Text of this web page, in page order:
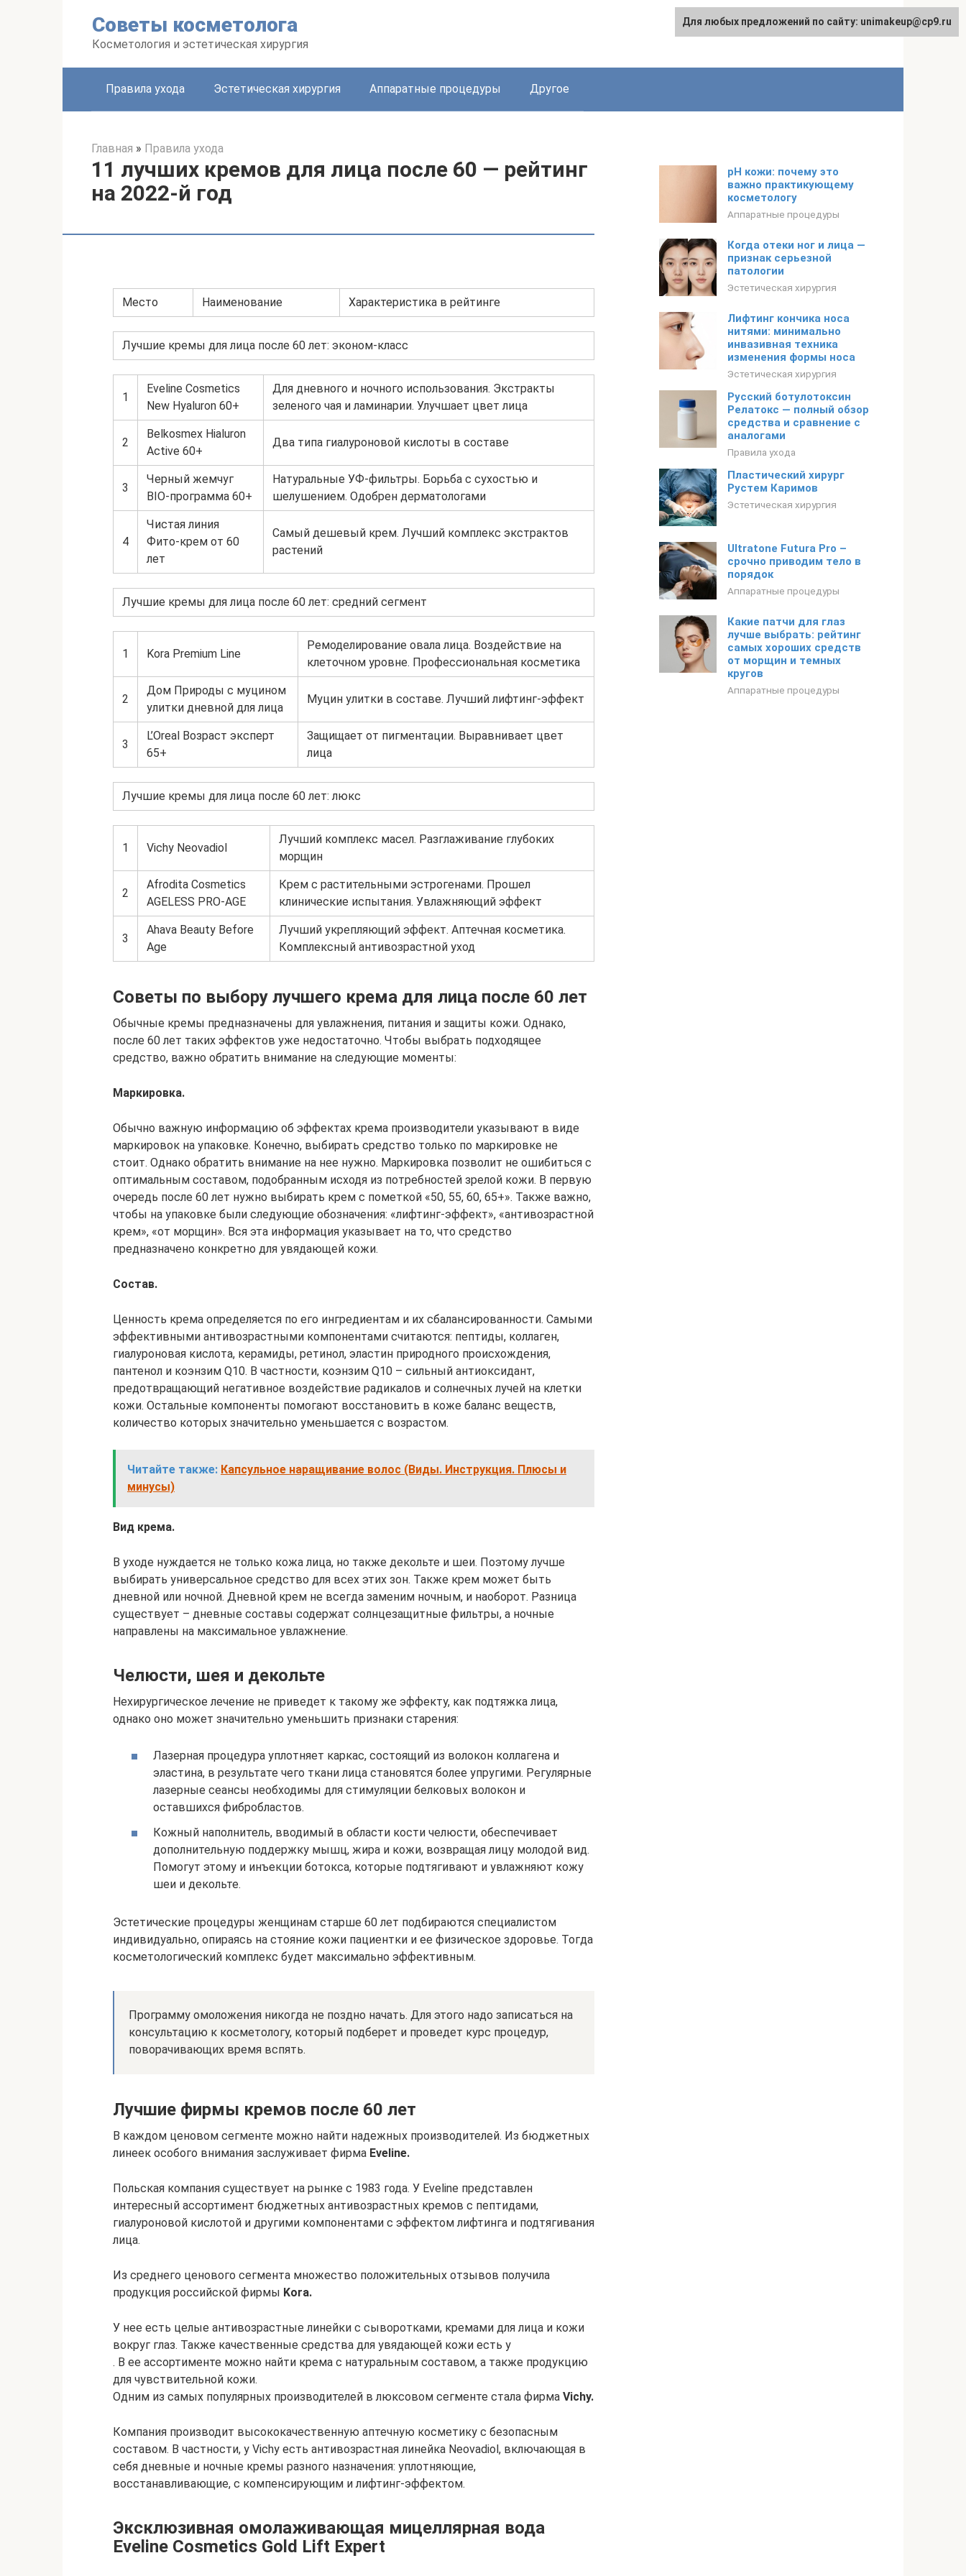
Советы косметолога
Косметология и эстетическая хирургия
Правила ухода Эстетическая хирургия Аппаратные процедуры Другое
Главная » Правила ухода
11 лучших кремов для лица после 60 — рейтинг
на 2022-й год
Место Наименование Характеристика в рейтинге
Лучшие кремы для лица после 60 лет: эконом-класс
1
Eveline Cosmetics
New Hyaluron 60+
Для дневного и ночного использования. Экстракты
зеленого чая и ламинарии. Улучшает цвет лица
2
Belkosmex Hialuron
Active 60+
Два типа гиалуроновой кислоты в составе
3
Черный жемчуг
BIO-программа 60+
Натуральные УФ-фильтры. Борьба с сухостью и
шелушением. Одобрен дерматологами
4
Чистая линия
Фито-крем от 60
лет
Самый дешевый крем. Лучший комплекс экстрактов
растений
Лучшие кремы для лица после 60 лет: средний сегмент
1 Kora Premium Line
Ремоделирование овала лица. Воздействие на
клеточном уровне. Профессиональная косметика
2
Дом Природы с муцином
улитки дневной для лица
Муцин улитки в составе. Лучший лифтинг-эффект
3
L’Oreal Возраст эксперт
65+
Защищает от пигментации. Выравнивает цвет
лица
Лучшие кремы для лица после 60 лет: люкс
1 Vichy Neovadiol
Лучший комплекс масел. Разглаживание глубоких
морщин
2
Afrodita Cosmetics
AGELESS PRO-AGE
Крем с растительными эстрогенами. Прошел
клинические испытания. Увлажняющий эффект
3
Ahava Beauty Before
Age
Лучший укрепляющий эффект. Аптечная косметика.
Комплексный антивозрастной уход
Советы по выбору лучшего крема для лица после 60 лет
Обычные кремы предназначены для увлажнения, питания и защиты кожи. Однако,
после 60 лет таких эффектов уже недостаточно. Чтобы выбрать подходящее
средство, важно обратить внимание на следующие моменты:
Маркировка.
Обычно важную информацию об эффектах крема производители указывают в виде
маркировок на упаковке. Конечно, выбирать средство только по маркировке не
стоит. Однако обратить внимание на нее нужно. Маркировка позволит не ошибиться с
оптимальным составом, подобранным исходя из потребностей зрелой кожи. В первую
очередь после 60 лет нужно выбирать крем с пометкой «50, 55, 60, 65+». Также важно,
чтобы на упаковке были следующие обозначения: «лифтинг-эффект», «антивозрастной
крем», «от морщин». Вся эта информация указывает на то, что средство
предназначено конкретно для увядающей кожи.
Состав.
Ценность крема определяется по его ингредиентам и их сбалансированности. Самыми
эффективными антивозрастными компонентами считаются: пептиды, коллаген,
гиалуроновая кислота, керамиды, ретинол, эластин природного происхождения,
пантенол и коэнзим Q10. В частности, коэнзим Q10 – сильный антиоксидант,
предотвращающий негативное воздействие радикалов и солнечных лучей на клетки
кожи. Остальные компоненты помогают восстановить в коже баланс веществ,
количество которых значительно уменьшается с возрастом.
Читайте также: Капсульное наращивание волос (Виды. Инструкция. Плюсы и
минусы)
Вид крема.
В уходе нуждается не только кожа лица, но также декольте и шеи. Поэтому лучше
выбирать универсальное средство для всех этих зон. Также крем может быть
дневной или ночной. Дневной крем не всегда заменим ночным, и наоборот. Разница
существует – дневные составы содержат солнцезащитные фильтры, а ночные
направлены на максимальное увлажнение.
Челюсти, шея и декольте
Нехирургическое лечение не приведет к такому же эффекту, как подтяжка лица,
однако оно может значительно уменьшить признаки старения:
Лазерная процедура уплотняет каркас, состоящий из волокон коллагена и
эластина, в результате чего ткани лица становятся более упругими. Регулярные
лазерные сеансы необходимы для стимуляции белковых волокон и
оставшихся фибробластов.
Кожный наполнитель, вводимый в области кости челюсти, обеспечивает
дополнительную поддержку мышц, жира и кожи, возвращая лицу молодой вид.
Помогут этому и инъекции ботокса, которые подтягивают и увлажняют кожу
шеи и декольте.
Эстетические процедуры женщинам старше 60 лет подбираются специалистом
индивидуально, опираясь на стояние кожи пациентки и ее физическое здоровье. Тогда
косметологический комплекс будет максимально эффективным.
Программу омоложения никогда не поздно начать. Для этого надо записаться на
консультацию к косметологу, который подберет и проведет курс процедур,
поворачивающих время вспять.
Лучшие фирмы кремов после 60 лет
В каждом ценовом сегменте можно найти надежных производителей. Из бюджетных
линеек особого внимания заслуживает фирма Eveline.
Польская компания существует на рынке с 1983 года. У Eveline представлен
интересный ассортимент бюджетных антивозрастных кремов с пептидами,
гиалуроновой кислотой и другими компонентами с эффектом лифтинга и подтягивания
лица.
Из среднего ценового сегмента множество положительных отзывов получила
продукция российской фирмы Kora.
У нее есть целые антивозрастные линейки с сыворотками, кремами для лица и кожи
вокруг глаз. Также качественные средства для увядающей кожи есть у
. В ее ассортименте можно найти крема с натуральным составом, а также продукцию
для чувствительной кожи.
Одним из самых популярных производителей в люксовом сегменте стала фирма Vichy.
Компания производит высококачественную аптечную косметику с безопасным
составом. В частности, у Vichy есть антивозрастная линейка Neovadiol, включающая в
себя дневные и ночные кремы разного назначения: уплотняющие,
восстанавливающие, с компенсирующим и лифтинг-эффектом.
Эксклюзивная омолаживающая мицеллярная вода
Eveline Cosmetics Gold Lift Expert
рН кожи: почему это
важно практикующему
косметологу
Аппаратные процедуры
Когда отеки ног и лица —
признак серьезной
патологии
Эстетическая хирургия
Лифтинг кончика носа
нитями: минимально
инвазивная техника
изменения формы носа
Эстетическая хирургия
Русский ботулотоксин
Релатокс — полный обзор
средства и сравнение с
аналогами
Правила ухода
Пластический хирург
Рустем Каримов
Эстетическая хирургия
Ultratone Futura Pro –
срочно приводим тело в
порядок
Аппаратные процедуры
Какие патчи для глаз
лучше выбрать: рейтинг
самых хороших средств
от морщин и темных
кругов
Аппаратные процедуры
Для любых предложений по сайту: unimakeup@cp9.ru